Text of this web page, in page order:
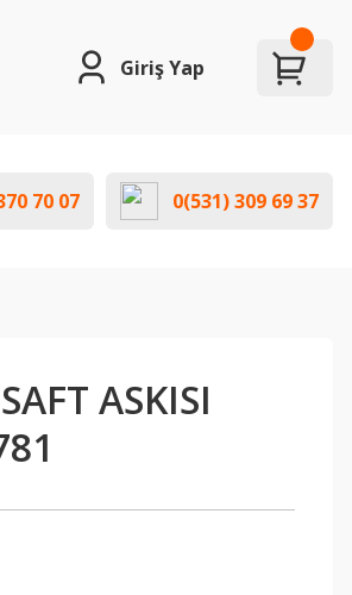
Giriş Yap
70 07 0(531) 309 69 37
ASKISI